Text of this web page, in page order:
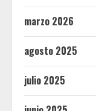
marzo 2026
agosto 2025
julio 2025